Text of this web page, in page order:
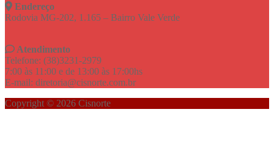
Endereço
Rodovia MG-202, 1.165 – Bairro Vale Verde
Atendimento
Telefone: (38)3231-2979
7:00 às 11:00 e de 13:00 às 17:00hs
E-mail: diretoria@cisnorte.com.br
Copyright © 2026 Cisnorte